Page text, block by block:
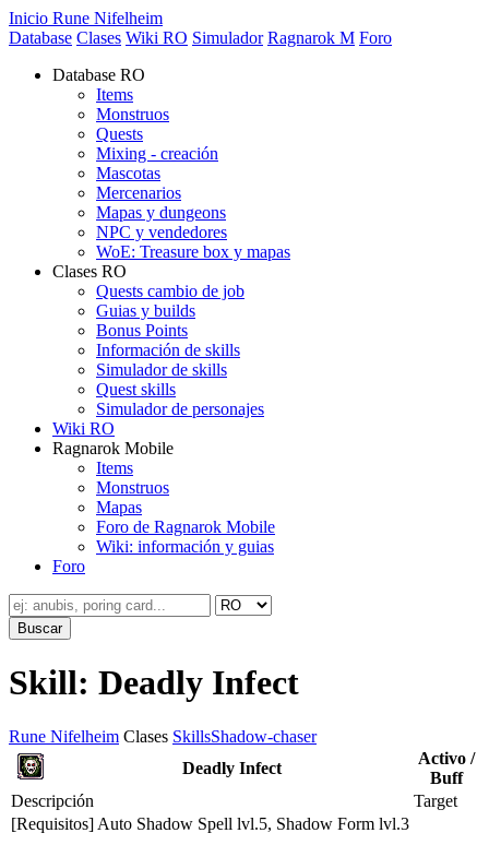
Inicio Rune Nifelheim
Database Clases Wiki RO Simulador Ragnarok M Foro
Database RO
Items
Monstruos
Quests
Mixing - creación
Mascotas
Mercenarios
Mapas y dungeons
NPC y vendedores
WoE: Treasure box y mapas
Clases RO
Quests cambio de job
Guias y builds
Bonus Points
Información de skills
Simulador de skills
Quest skills
Simulador de personajes
Wiki RO
Ragnarok Mobile
Items
Monstruos
Mapas
Foro de Ragnarok Mobile
Wiki: información y guias
Foro
Skill: Deadly Infect
Rune Nifelheim Clases SkillsShadow-chaser
Deadly Infect
Activo /
Buff
Descripción
Target
[Requisitos] Auto Shadow Spell lvl.5, Shadow Form lvl.3